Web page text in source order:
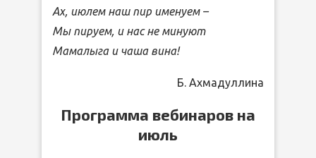
Ах, июлем наш пир именуем –
Мы пируем, и нас не минуют
Мамалыга и чаша вина!
Б. Ахмадуллина
Программа вебинаров на
июль